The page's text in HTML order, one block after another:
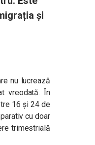
și
nu lucrează
vreodată. În
16 și 24 de
cu doar
trimestrială